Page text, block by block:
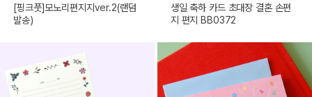
[핑크풋]모노리편지지ver.2(랜덤
발송)
생일 축하 카드 초대장 결혼 손편
지 편지 BB0372